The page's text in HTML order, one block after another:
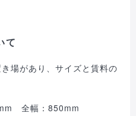
て
場があり、サイズと賃料の
全幅：850mm